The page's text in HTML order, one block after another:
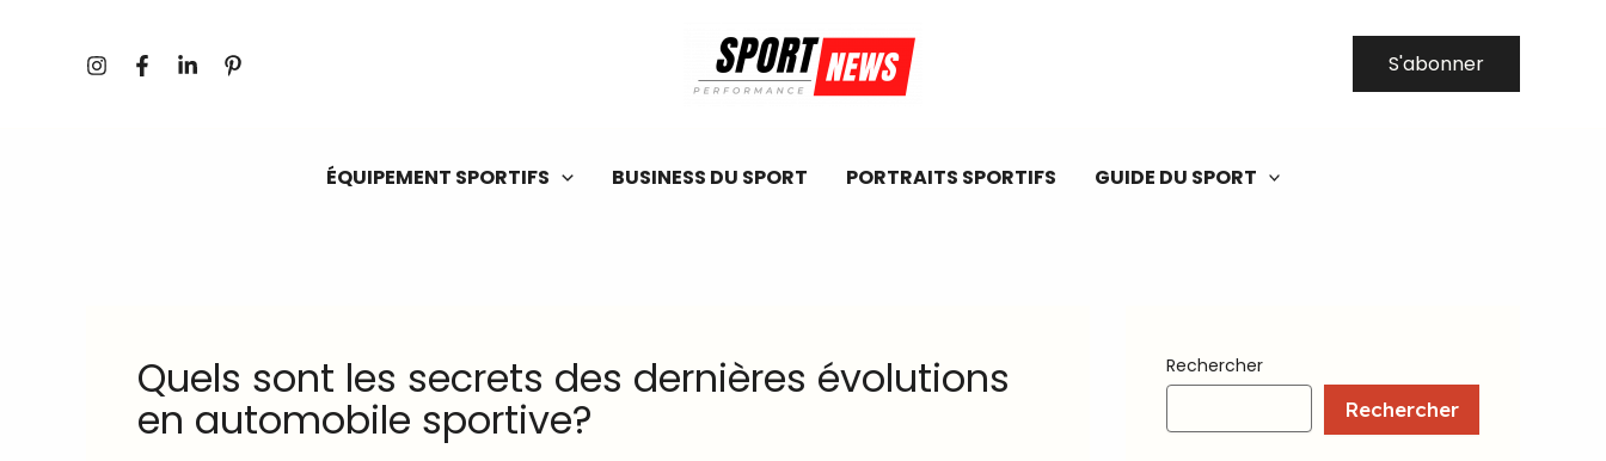
S'abonner
ÉQUIPEMENT SPORTIFS BUSINESS DU SPORT PORTRAITS SPORTIFS GUIDE DU SPORT
Quels sont les secrets des dernières évolutions
en automobile sportive?
Rechercher
Rechercher